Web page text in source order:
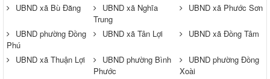
UBND xã Bù Đăng
UBND xã Nghĩa
Trung
UBND xã Phước Sơn
UBND phường Đồng
Phú
UBND xã Tân Lợi UBND xã Đồng Tâm
UBND xã Thuận Lợi
UBND phường Bình
Phước
UBND phường Đồng
Xoài